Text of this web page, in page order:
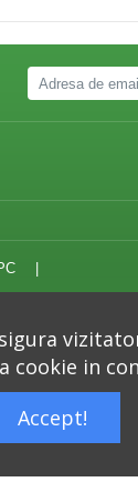
Protectia
cookie in
Accept!